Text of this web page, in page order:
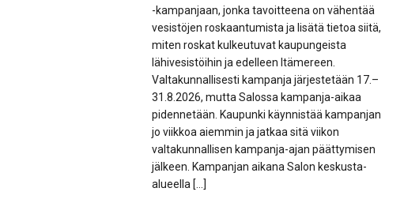
-kampanjaan, jonka tavoitteena on vähentää
vesistöjen roskaantumista ja lisätä tietoa siitä,
miten roskat kulkeutuvat kaupungeista
lähivesistöihin ja edelleen Itämereen.
Valtakunnallisesti kampanja järjestetään 17.–
31.8.2026, mutta Salossa kampanja-aikaa
pidennetään. Kaupunki käynnistää kampanjan
jo viikkoa aiemmin ja jatkaa sitä viikon
valtakunnallisen kampanja-ajan päättymisen
jälkeen. Kampanjan aikana Salon keskusta-
alueella […]